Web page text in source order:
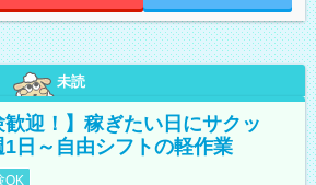
未読
歓迎！】稼ぎたい日にサクッ
1日～自由シフトの軽作業
OK